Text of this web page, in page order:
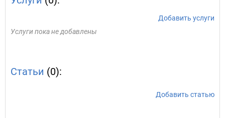
Добавить услуги
Услуги пока не добавлены
Статьи (0):
Добавить статью